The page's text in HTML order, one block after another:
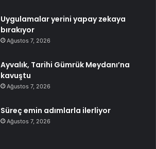
Uygulamalar yerini yapay zekaya
bırakıyor
Ağustos 7, 2026
Ayvalık, Tarihi Gümrük Meydanı’na
kavuştu
Ağustos 7, 2026
Süreç emin adımlarla ilerliyor
Ağustos 7, 2026